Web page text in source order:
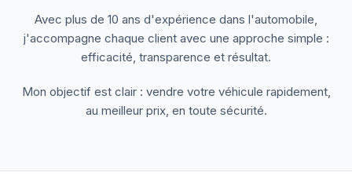
Avec plus de 10 ans d'expérience dans l'automobile,
j'accompagne chaque client avec une approche simple :
efficacité, transparence et résultat.
Mon objectif est clair : vendre votre véhicule rapidement,
au meilleur prix, en toute sécurité.